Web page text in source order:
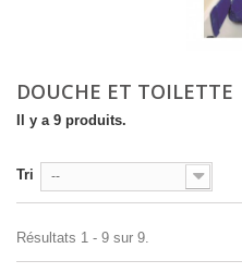
DOUCHE ET TOILETTE
Il y a 9 produits.
Tri --
Résultats 1 - 9 sur 9.